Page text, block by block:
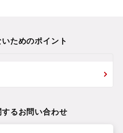
ためのポイント
るお問い合わせ